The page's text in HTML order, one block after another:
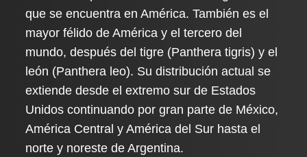
que se encuentra en América. También es el
mayor félido de América y el tercero del
mundo, después del tigre (Panthera tigris) y el
león (Panthera leo). Su distribución actual se
extiende desde el extremo sur de Estados
Unidos continuando por gran parte de México,
América Central y América del Sur hasta el
norte y noreste de Argentina.